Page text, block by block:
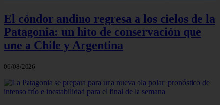
El cóndor andino regresa a los cielos de la
Patagonia: un hito de conservación que
une a Chile y Argentina
06/08/2026